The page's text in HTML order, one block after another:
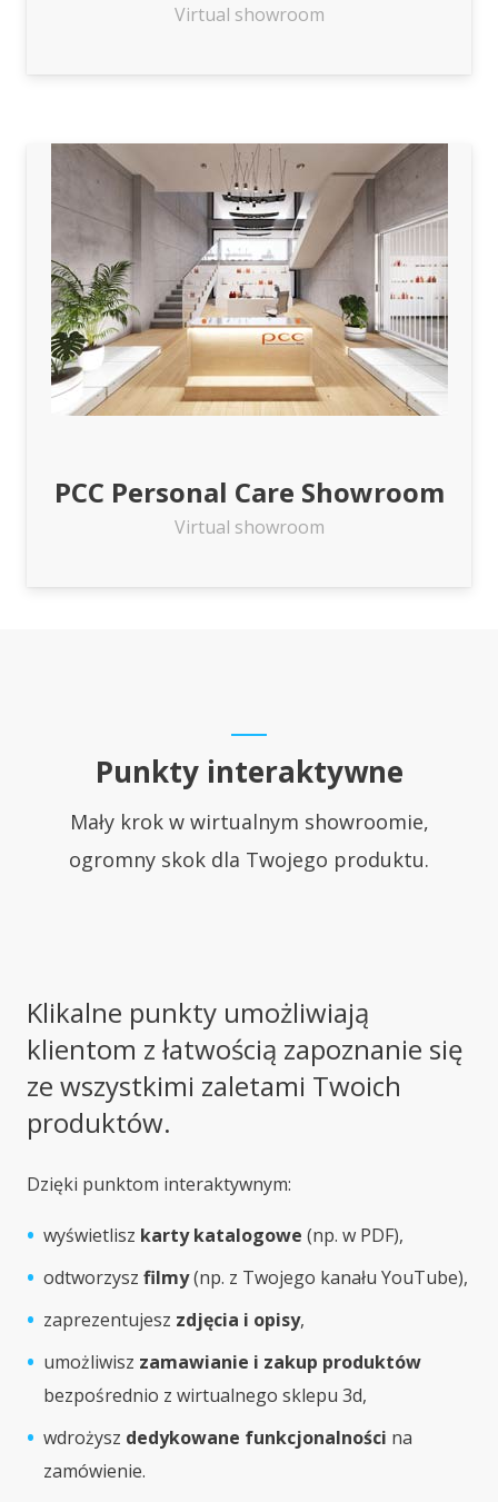
Virtual showroom
PCC Personal Care Showroom
Virtual showroom
Punkty interaktywne
Mały krok w wirtualnym showroomie,
ogromny skok dla Twojego produktu.
Klikalne punkty umożliwiają
klientom z łatwością zapoznanie się
ze wszystkimi zaletami Twoich
produktów.
Dzięki punktom interaktywnym:
wyświetlisz karty katalogowe (np. w PDF),
odtworzysz filmy(np. z Twojego kanału YouTube),
zaprezentujesz zdjęcia i opisy,
umożliwisz zamawianie i zakup produktów
bezpośrednio z wirtualnego sklepu 3d,
wdrożysz dedykowane funkcjonalności na
zamówienie.